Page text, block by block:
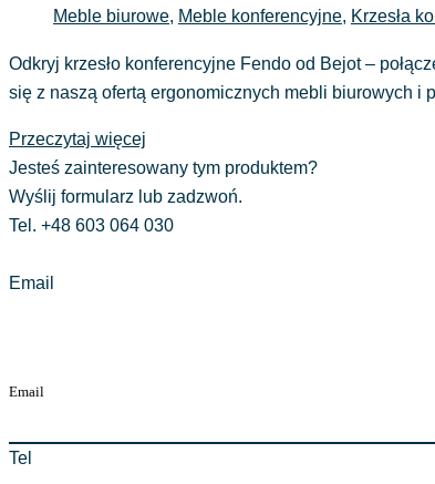
Meble biurowe, Meble konferencyjne, Krzesła
Odkryj krzesło konferencyjne Fendo od Bejot –
się z naszą ofertą ergonomicznych mebli biurowych i
Przeczytaj więcej
Jesteś zainteresowany tym produktem?
Wyślij formularz lub zadzwoń.
Tel. +48 603 064 030
Email
Tel